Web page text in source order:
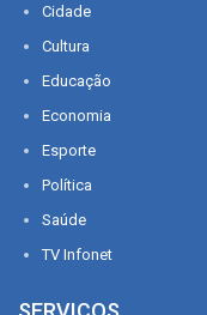
Cidade
Cultura
Educação
Economia
Esporte
Política
Saúde
TV Infonet